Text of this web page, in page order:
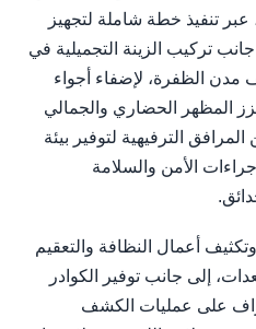
عبر تنفيذ خطة شاملة لتجهيز
تركيب الزينة التجميلية في
مدن الظفرة، لإضفاء أجواء
المظهر الحضاري والجمالي
وقد تم تجهيز 105 من المرافق الترفيهية لتوفير بيئة
الأمن والسلامة
أعمال النظافة والتعقيم
إلى جانب توفير الكوادر
على عمليات الكشف